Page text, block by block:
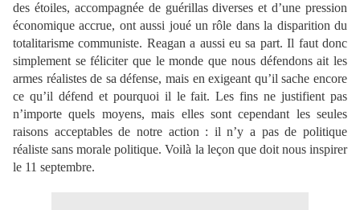
des étoiles, accompagnée de guérillas diverses et d’une pression
économique accrue, ont aussi joué un rôle dans la disparition du
totalitarisme communiste. Reagan a aussi eu sa part. Il faut donc
simplement se féliciter que le monde que nous défendons ait les
armes réalistes de sa défense, mais en exigeant qu’il sache encore
ce qu’il défend et pourquoi il le fait. Les fins ne justifient pas
n’importe quels moyens, mais elles sont cependant les seules
raisons acceptables de notre action : il n’y a pas de politique
réaliste sans morale politique. Voilà la leçon que doit nous inspirer
le 11 septembre.